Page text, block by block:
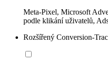
Meta-Pixel, Microsoft
podle klikání uživatelů,
Rozšířený Conversion-